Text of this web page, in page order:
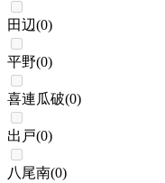
田辺(0)
平野(0)
喜連瓜破(0)
出戸(0)
八尾南(0)